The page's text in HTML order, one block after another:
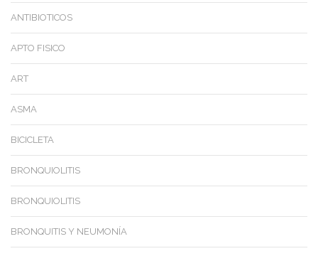
ANTIBIOTICOS
APTO FISICO
ART
ASMA
BICICLETA
BRONQUIOLITIS
BRONQUIOLITIS
BRONQUITIS Y NEUMONÍA